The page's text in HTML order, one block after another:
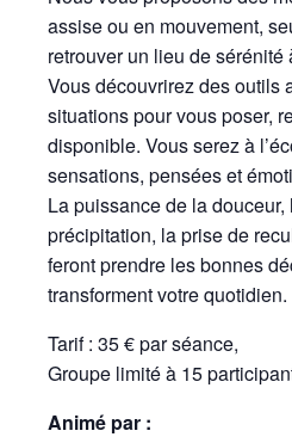
assise ou en mouvement,
retrouver un lieu de sérénité
Vous découvrirez des outils
situations pour vous poser,
disponible. Vous serez à
sensations, pensées et
La puissance de la
précipitation, la prise de
feront prendre les bonnes
transforment votre quotidien.
Tarif : 35 € par séance,
Groupe limité à 15
Animé par :